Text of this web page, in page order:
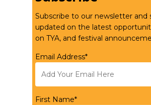
Subscribe to our newsletter and
updated on the latest
on TYA, and festival
Email Address*
First Name*